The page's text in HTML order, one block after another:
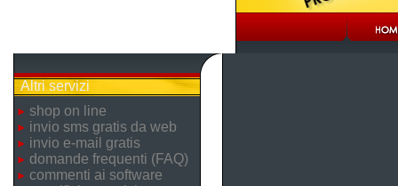
Altri servizi
shop on line
invio sms gratis da web
invio e-mail gratis
domande frequenti (FAQ)
commenti ai software